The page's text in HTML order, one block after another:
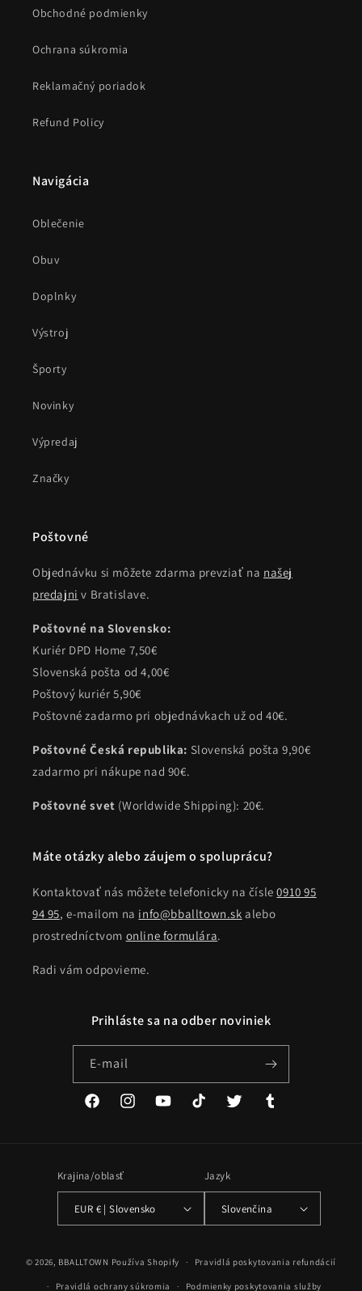
Obchodné podmienky
Ochrana súkromia
Reklamačný poriadok
Refund Policy
Navigácia
Oblečenie
Obuv
Doplnky
Výstroj
Športy
Novinky
Výpredaj
Značky
Poštovné
Objednávku si môžete zdarma prevziať na našej
predajni v Bratislave.
Poštovné na Slovensko:
Kuriér DPD Home 7,50€
Slovenská pošta od 4,00€
Poštový kuriér 5,90€
Poštovné zadarmo pri objednávkach už od 40€.
Poštovné Česká republika: Slovenská pošta 9,90€
zadarmo pri nákupe nad 90€.
Poštovné svet (Worldwide Shipping): 20€.
Máte otázky alebo záujem o spoluprácu?
Kontaktovať nás môžete telefonicky na čísle0910 95
94 95, e-mailom na info@bballtown.sk alebo
prostredníctvom online formulára.
Radi vám odpovieme.
Prihláste sa na odber noviniek
E-mail
FacebookInstagramYouTubeTikTok Twitter Tumblr
Krajina/oblasť
EUR € | Slovensko
Jazyk
Slovenčina
platby
© 2026, BBALLTOWN Používa Shopify Pravidlá poskytovania refundácií
Pravidlá ochrany súkromia Podmienky poskytovania služby